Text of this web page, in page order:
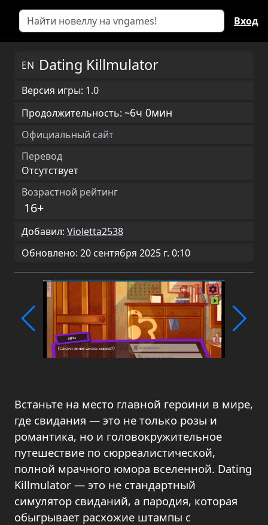
Вход
EN Dating Killmulator
Версия игры: 1.0
Продолжительность: ~6ч 0мин
Официальный сайт
Перевод
Отсутствует
Возрастной рейтинг
16+
Добавил: Violetta2538
Обновлено: 20 сентября 2025 г. 0:10
Встаньте на место главной героини в мире,
где свидания — это не только розы и
романтика, но и головокружительное
путешествие по сюрреалистической,
полной мрачного юмора вселенной. Dating
Killmulator — это не стандартный
симулятор свиданий, а пародия, которая
обыгрывает расхожие штампы с